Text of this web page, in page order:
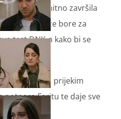
koja je hitno završila
i njezino dijete bore za
test DNK-a kako bi se
unatoč svim prijekim
potpora Feritu te daje sve
na životu.